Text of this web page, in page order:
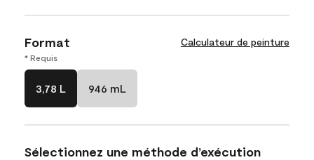
Format Calculateur de peinture
* Requis
3,78 L 946 mL
Sélectionnez une méthode d’exécution